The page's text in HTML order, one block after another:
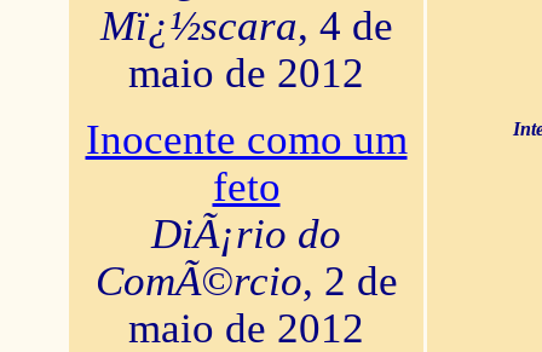
Mï¿½scara, 4 de
maio de 2012
Inocente como um
feto
DiÃ¡rio do
ComÃ©rcio, 2 de
maio de 2012